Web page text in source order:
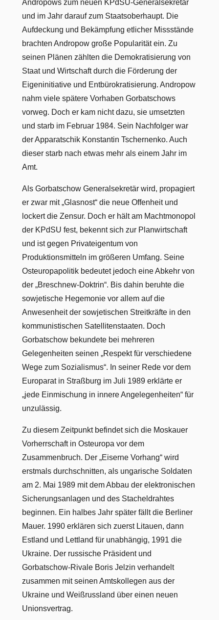
Andropows zum neuen KPdSU-Generalsekretär
und im Jahr darauf zum Staatsoberhaupt. Die
Aufdeckung und Bekämpfung etlicher Missstände
brachten Andropow große Popularität ein. Zu
seinen Plänen zählten die Demokratisierung von
Staat und Wirtschaft durch die Förderung der
Eigeninitiative und Entbürokratisierung. Andropow
nahm viele spätere Vorhaben Gorbatschows
vorweg. Doch er kam nicht dazu, sie umsetzten
und starb im Februar 1984. Sein Nachfolger war
der Apparatschik Konstantin Tschernenko. Auch
dieser starb nach etwas mehr als einem Jahr im
Amt.
Als Gorbatschow Generalsekretär wird, propagiert
er zwar mit „Glasnost“ die neue Offenheit und
lockert die Zensur. Doch er hält am Machtmonopol
der KPdSU fest, bekennt sich zur Planwirtschaft
und ist gegen Privateigentum von
Produktionsmitteln im größeren Umfang. Seine
Osteuropapolitik bedeutet jedoch eine Abkehr von
der „Breschnew-Doktrin“. Bis dahin beruhte die
sowjetische Hegemonie vor allem auf die
Anwesenheit der sowjetischen Streitkräfte in den
kommunistischen Satellitenstaaten. Doch
Gorbatschow bekundete bei mehreren
Gelegenheiten seinen „Respekt für verschiedene
Wege zum Sozialismus“. In seiner Rede vor dem
Europarat in Straßburg im Juli 1989 erklärte er
„jede Einmischung in innere Angelegenheiten“ für
unzulässig.
Zu diesem Zeitpunkt befindet sich die Moskauer
Vorherrschaft in Osteuropa vor dem
Zusammenbruch. Der „Eiserne Vorhang“ wird
erstmals durchschnitten, als ungarische Soldaten
am 2. Mai 1989 mit dem Abbau der elektronischen
Sicherungsanlagen und des Stacheldrahtes
beginnen. Ein halbes Jahr später fällt die Berliner
Mauer. 1990 erklären sich zuerst Litauen, dann
Estland und Lettland für unabhängig, 1991 die
Ukraine. Der russische Präsident und
Gorbatschow-Rivale Boris Jelzin verhandelt
zusammen mit seinen Amtskollegen aus der
Ukraine und Weißrussland über einen neuen
Unionsvertrag.